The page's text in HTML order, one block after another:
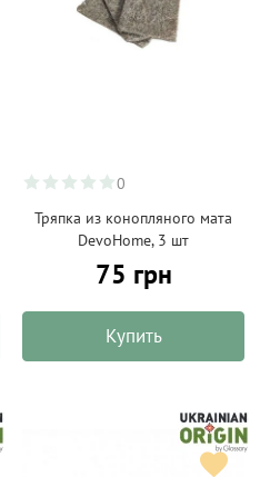
0
Тряпка из конопляного мата
DevoHome, 3 шт
75 грн
Купить